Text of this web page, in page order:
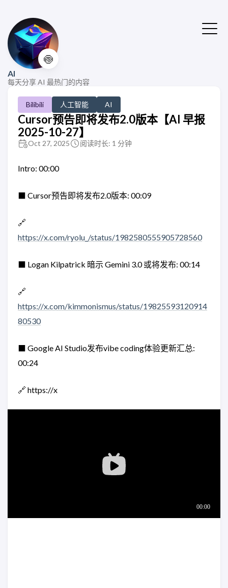
🍥
AI
每天分享 AI 最热门的内容
Bilibili 人工智能 AI
Cursor预告即将发布2.0版本【AI 早报
2025-10-27】
Oct 27, 2025 阅读时长: 1 分钟
Intro: 00:00
⬛️ Cursor预告即将发布2.0版本: 00:09
🔗
https://x.com/ryolu_/status/1982580555905728560
⬛️ Logan Kilpatrick 暗示 Gemini 3.0 或将发布: 00:14
🔗
https://x.com/kimmonismus/status/19825593120914
80530
⬛️ Google AI Studio发布vibe coding体验更新汇总:
00:24
🔗 https://x